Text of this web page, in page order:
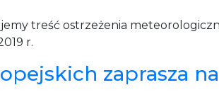
treść ostrzeżenia
r.
zaprasza